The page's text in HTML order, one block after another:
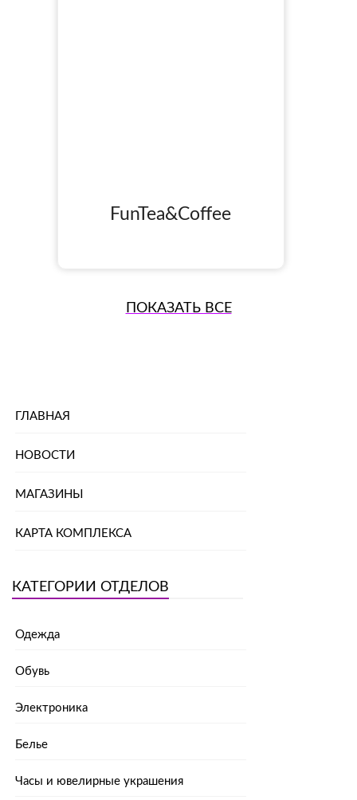
FunTea&Coffee
ПОКАЗАТЬ ВСЕ
ГЛАВНАЯ
НОВОСТИ
МАГАЗИНЫ
КАРТА КОМПЛЕКСА
КАТЕГОРИИ ОТДЕЛОВ
Одежда
Обувь
Электроника
Белье
Часы и ювелирные украшения